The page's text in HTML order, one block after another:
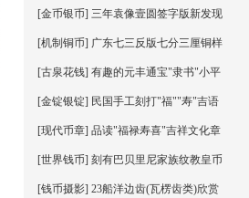
[金币银币] 三年袁像壹圆签字版新发现
[机制铜币] 广东七三反版七分三厘铜样
[古泉花钱] 有趣的元丰通宝"隶书"小平
[金锭银锭] 民国手工刻打"福""寿"吉语
[现代币章] 品读"福禄寿喜"吉祥文化章
[世界钱币] 刻有巴贝里尼家族纹教皇币
[钱币摄影] 23船洋边齿(瓦楞齿类)欣赏